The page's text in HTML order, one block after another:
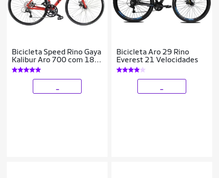
Bicicleta Speed Rino Gaya
Kalibur Aro 700 com 18
Marchas – Freio a Disco –
Cubo Cassete
Bicicleta Aro 29 Rino
Everest 21 Velocidades